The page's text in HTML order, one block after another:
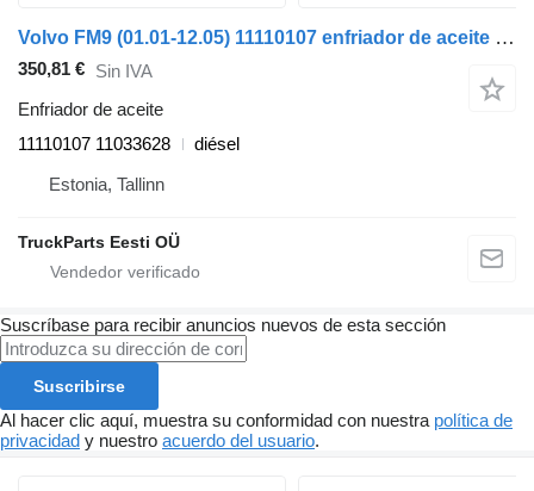
Volvo FM9 (01.01-12.05) 11110107 enfriador de aceite para Volvo FM7-FM12, FM, FMX (1998-2014) cabeza tractora
350,81 € Sin IVA
Enfriador de aceite
11110107 11033628
diésel
Estonia, Tallinn
TruckParts Eesti OÜ
Suscríbase para recibir anuncios nuevos de esta sección
Suscribirse
Al hacer clic aquí, muestra su conformidad con nuestra política de
privacidad y nuestro acuerdo del usuario.